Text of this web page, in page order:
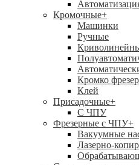
Кромочные+
Машинки
Ручные
Кромко
Клей
Присадочные+
С ЧПУ
Фрезерные с ЧПУ+
Вакуумные
Лазерно-